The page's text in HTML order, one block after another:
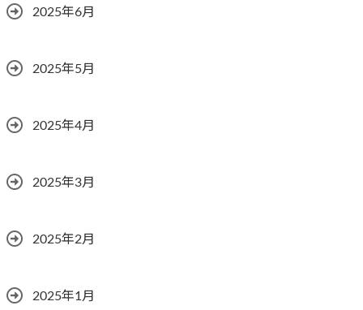
2025年6月
2025年5月
2025年4月
2025年3月
2025年2月
2025年1月